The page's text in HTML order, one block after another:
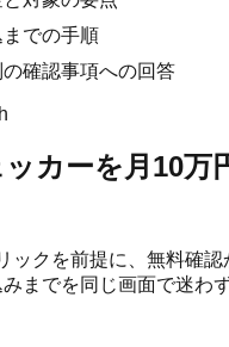
までの手順
確認事項への回答
カーを月10万
ックを前提に、無料確
までを同じ画面で迷わ